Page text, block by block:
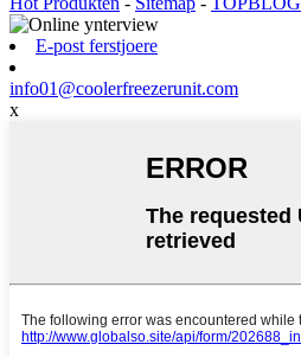
E-post ferstjoere
info01@coolerfreezerunit.com
x